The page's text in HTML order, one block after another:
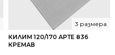
КИЛИМ 120/170 АРТЕ 836
КРЕМАВ
3 размера